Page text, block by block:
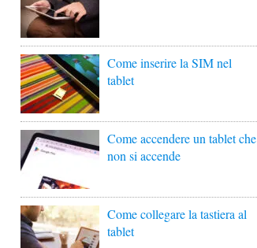
Come inserire la SIM nel
tablet
Come accendere un tablet che
non si accende
Come collegare la tastiera al
tablet